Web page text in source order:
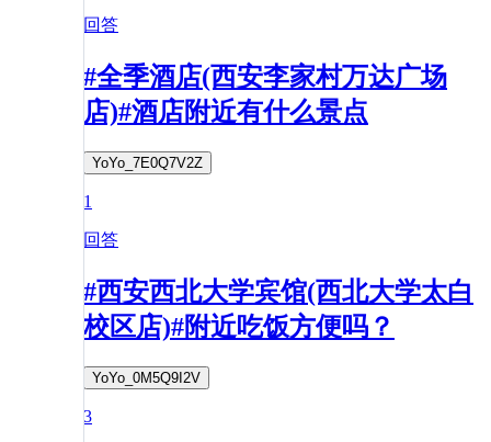
回答
#全季酒店(西安李家村万达广场
店)#酒店附近有什么景点
YoYo_7E0Q7V2Z
1
回答
#西安西北大学宾馆(西北大学太白
校区店)#附近吃饭方便吗？
YoYo_0M5Q9I2V
3